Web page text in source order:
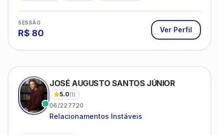
SESSÃO
R$ 80 Ver Perfil
JOSÉ AUGUSTO SANTOS JÚNIOR
5.0(1)
06/227720
Relacionamentos Instáveis